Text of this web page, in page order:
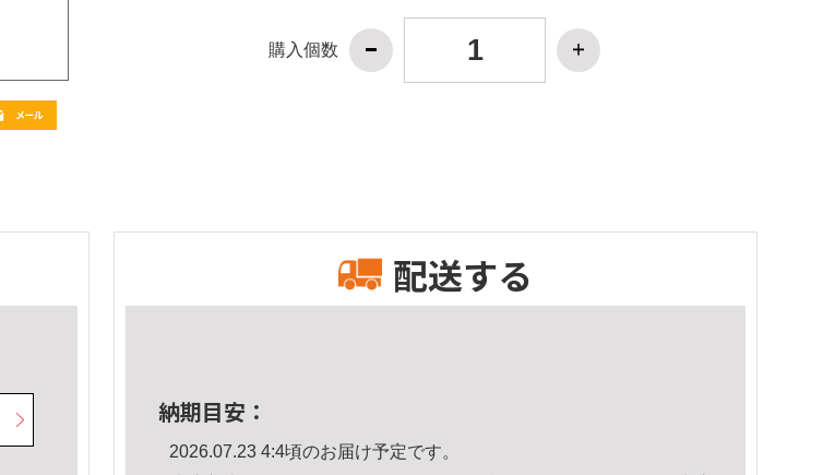
購入個数
配送する
納期目安：
2026.07.23 4:4頃のお届け予定です。